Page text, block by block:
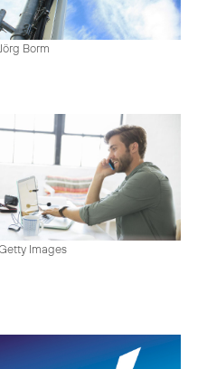
Borm
Images